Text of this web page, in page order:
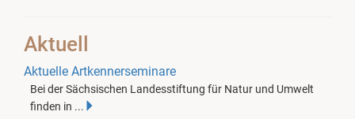
Aktuell
Aktuelle Artkennerseminare
Bei der Sächsischen Landesstiftung für Natur und Umwelt
finden in ...